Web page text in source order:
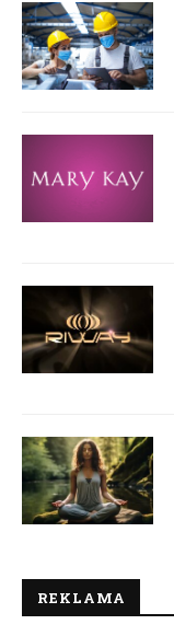
REKLAMA